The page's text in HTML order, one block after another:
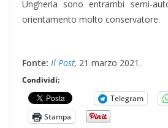
Ungheria sono entrambi semi-
orientamento molto conservatore.
Fonte: Il Post, 21 marzo 2021.
Condividi:
Telegram
Stampa